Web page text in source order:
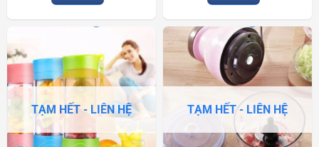
TẠM HẾT - LIÊN HỆ TẠM HẾT - LIÊN HỆ